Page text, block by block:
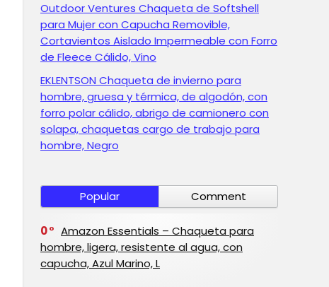
Outdoor Ventures Chaqueta de Softshell
para Mujer con Capucha Removible,
Cortavientos Aislado Impermeable con Forro
de Fleece Cálido, Vino
EKLENTSON Chaqueta de invierno para
hombre, gruesa y térmica, de algodón, con
forro polar cálido, abrigo de camionero con
solapa, chaquetas cargo de trabajo para
hombre, Negro
Popular Comment
0
Amazon Essentials – Chaqueta para
hombre, ligera, resistente al agua, con
capucha, Azul Marino, L